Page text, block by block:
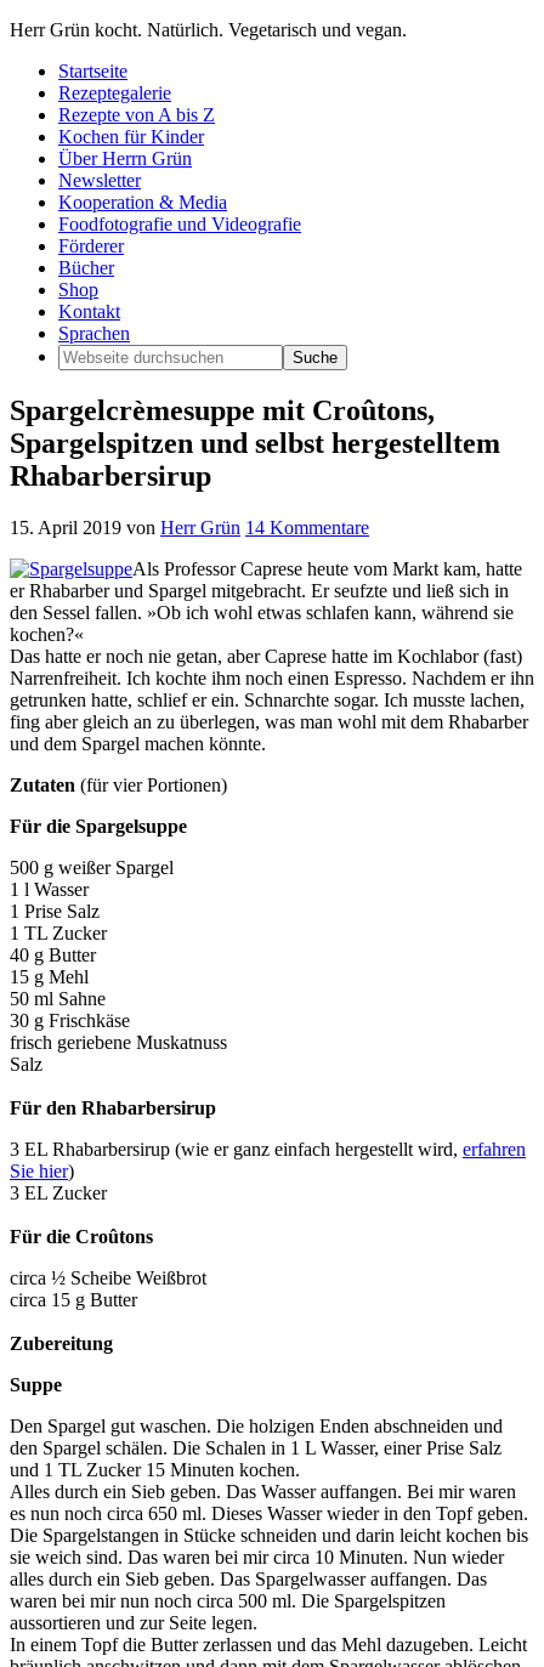
Herr Grün kocht. Natürlich. Vegetarisch und vegan.
Startseite
Rezeptegalerie
Rezepte von A bis Z
Kochen für Kinder
Über Herrn Grün
Newsletter
Kooperation & Media
Foodfotografie und Videografie
Förderer
Bücher
Shop
Kontakt
Sprachen
Spargelcrèmesuppe mit Croûtons,
Spargelspitzen und selbst hergestelltem
Rhabarbersirup
15. April 2019 von Herr Grün 14 Kommentare
Als Professor Caprese heute vom Markt kam, hatte
er Rhabarber und Spargel mitgebracht. Er seufzte und ließ sich in
den Sessel fallen. »Ob ich wohl etwas schlafen kann, während sie
kochen?«
Das hatte er noch nie getan, aber Caprese hatte im Kochlabor (fast)
Narrenfreiheit. Ich kochte ihm noch einen Espresso. Nachdem er ihn
getrunken hatte, schlief er ein. Schnarchte sogar. Ich musste lachen,
fing aber gleich an zu überlegen, was man wohl mit dem Rhabarber
und dem Spargel machen könnte.
Zutaten (für vier Portionen)
Für die Spargelsuppe
500 g weißer Spargel
1 l Wasser
1 Prise Salz
1 TL Zucker
40 g Butter
15 g Mehl
50 ml Sahne
30 g Frischkäse
frisch geriebene Muskatnuss
Salz
Für den Rhabarbersirup
3 EL Rhabarbersirup (wie er ganz einfach hergestellt wird, erfahren
Sie hier)
3 EL Zucker
Für die Croûtons
circa ½ Scheibe Weißbrot
circa 15 g Butter
Zubereitung
Suppe
Den Spargel gut waschen. Die holzigen Enden abschneiden und
den Spargel schälen. Die Schalen in 1 L Wasser, einer Prise Salz
und 1 TL Zucker 15 Minuten kochen.
Alles durch ein Sieb geben. Das Wasser auffangen. Bei mir waren
es nun noch circa 650 ml. Dieses Wasser wieder in den Topf geben.
Die Spargelstangen in Stücke schneiden und darin leicht kochen bis
sie weich sind. Das waren bei mir circa 10 Minuten. Nun wieder
alles durch ein Sieb geben. Das Spargelwasser auffangen. Das
waren bei mir nun noch circa 500 ml. Die Spargelspitzen
aussortieren und zur Seite legen.
In einem Topf die Butter zerlassen und das Mehl dazugeben. Leicht